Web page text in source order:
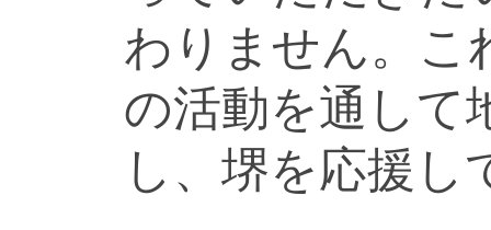
わりません。こ
の活動を通して
し、堺を応援し